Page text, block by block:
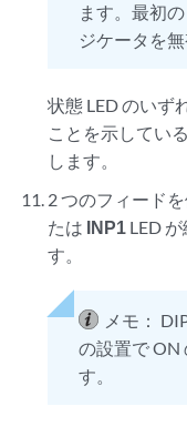
ます。最初
ジケータを無
状態 LED のいず
ことを示してい
します。
2 つのフィード
たは INP1 LED
す。
メモ：
の設置で ON
す。